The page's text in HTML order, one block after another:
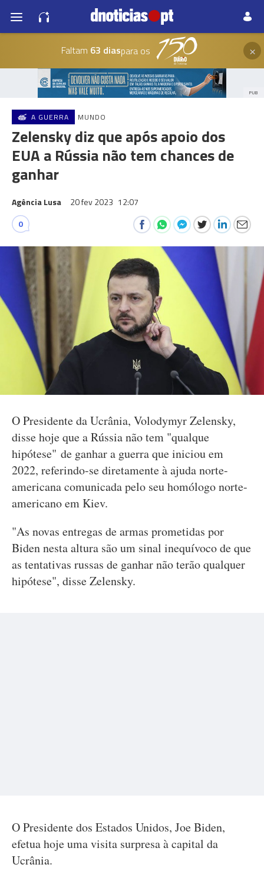
Faltam 63 diaspara os ×
PUB
A GUERRA MUNDO
Zelensky diz que após apoio dos
EUA a Rússia não tem chances de
ganhar
Agência Lusa 20 fev 2023 12:07
0
O Presidente da Ucrânia, Volodymyr Zelensky,
disse hoje que a Rússia não tem "qualque
hipótese" de ganhar a guerra que iniciou em
2022, referindo-se diretamente à ajuda norte-
americana comunicada pelo seu homólogo norte-
americano em Kiev.
"As novas entregas de armas prometidas por
Biden nesta altura são um sinal inequívoco de que
as tentativas russas de ganhar não terão qualquer
hipótese", disse Zelensky.
O Presidente dos Estados Unidos, Joe Biden,
efetua hoje uma visita surpresa à capital da
Ucrânia.